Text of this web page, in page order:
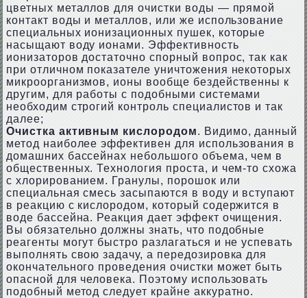
цветных металлов для очистки воды — прямой
контакт воды и металлов, или же использование
специальных ионизационных пушек, которые
насыщают воду ионами. Эффективность
ионизаторов достаточно спорный вопрос, так как
при отличном показателе уничтожения некоторых
микроорганизмов, ионы вообще бездейственны к
другим, для работы с подобными системами
необходим строгий контроль специалистов и так
далее;
Очистка активным кислородом. Видимо, данный
метод наиболее эффективен для использования в
домашних бассейнах небольшого объема, чем в
общественных. Технология проста, и чем-то схожа
с хлорированием. Гранулы, порошок или
специальная смесь засыпаются в воду и вступают
в реакцию с кислородом, который содержится в
воде бассейна. Реакция дает эффект очищения.
Вы обязательно должны знать, что подобные
реагенты могут быстро разлагаться и не успевать
выполнять свою задачу, а передозировка для
окончательного проведения очистки может быть
опасной для человека. Поэтому использовать
подобный метод следует крайне аккуратно.